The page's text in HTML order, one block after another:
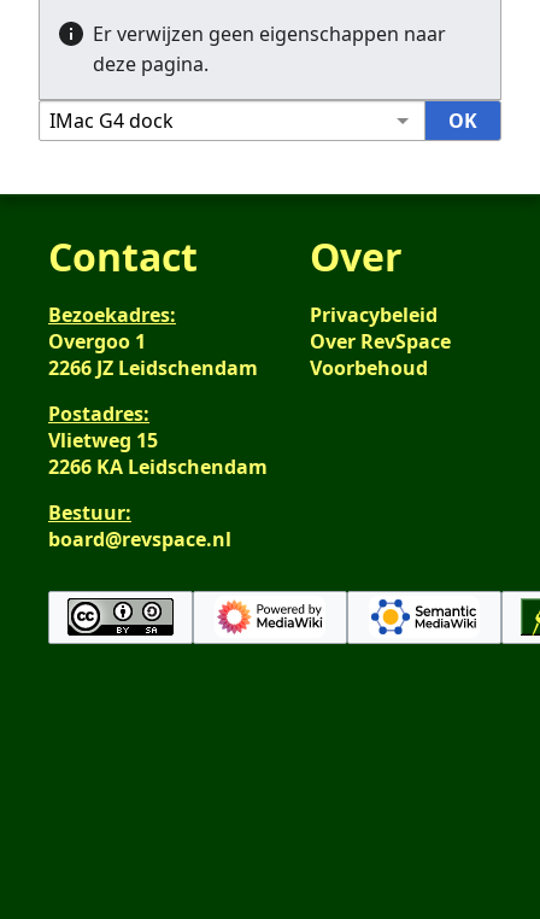
Er verwijzen geen eigenschappen naar
deze pagina.
Contact
Bezoekadres:
Overgoo 1
2266 JZ Leidschendam
Postadres:
Vlietweg 15
2266 KA Leidschendam
Bestuur:
board@revspace.nl
Over
Privacybeleid
Over RevSpace
Voorbehoud